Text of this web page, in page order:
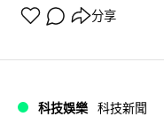
分享
科技娛樂 科技新聞